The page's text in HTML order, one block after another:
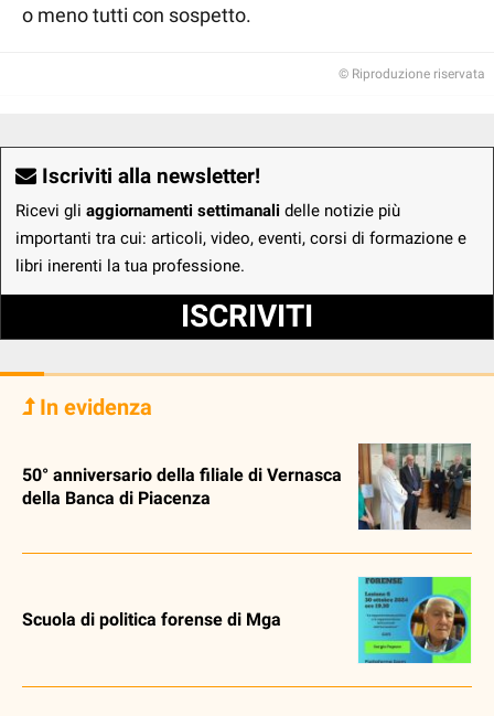
o meno tutti con sospetto.
© Riproduzione riservata
Iscriviti alla newsletter!
Ricevi gli aggiornamenti settimanali delle notizie più
importanti tra cui: articoli, video, eventi, corsi di formazione e
libri inerenti la tua professione.
ISCRIVITI
In evidenza
50° anniversario della filiale di Vernasca
della Banca di Piacenza
Scuola di politica forense di Mga